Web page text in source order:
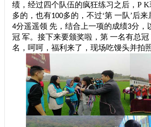
绩，经过四个队伍的疯狂练习之后，P
多的，也有100多的，不过‘第 一队’后来
4分遥遥领 先，结合上一项的成绩3分，
冠 军。接下来要颁奖啦，第 一名有总冠
名，呵呵，福利来了，现场吃馒头并拍